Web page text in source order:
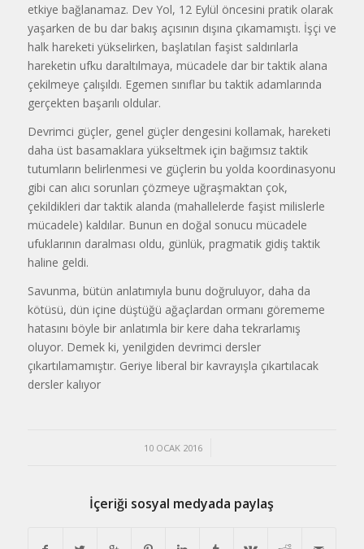
etkiye bağlanamaz. Dev Yol, 12 Eylül öncesini pratik olarak
yaşarken de bu dar bakış açısının dışına çıkamamıştı. İşçi ve
halk hareketi yükselirken, başlatılan faşist saldırılarla
hareketin ufku daraltılmaya, mücadele dar bir taktik alana
çekilmeye çalışıldı. Egemen sınıflar bu taktik adamlarında
gerçekten başarılı oldular.
Devrimci güçler, genel güçler dengesini kollamak, hareketi
daha üst basamaklara yükseltmek için bağımsız taktik
tutumların belirlenmesi ve güçlerin bu yolda koordinasyonu
gibi can alıcı sorunları çözmeye uğraşmaktan çok,
çekildikleri dar taktik alanda (mahallelerde faşist milislerle
mücadele) kaldılar. Bunun en doğal sonucu mücadele
ufuklarının daralması oldu, günlük, pragmatik gidiş taktik
haline geldi.
Savunma, bütün anlatımıyla bunu doğruluyor, daha da
kötüsü, dün içine düştüğü ağaçlardan ormanı görememe
hatasını böyle bir anlatımla bir kere daha tekrarlamış
oluyor. Demek ki, yenilgiden devrimci dersler
çıkartılamamıştır. Geriye liberal bir kavrayışla çıkartılacak
dersler kalıyor
10 OCAK 2016
/
İçeriği sosyal medyada paylaş